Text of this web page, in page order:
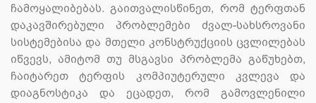
ჩამოყალიბებას. გაითვალისწინეთ, რომ ტერფთან
დაკავშირებული პრობლემები ძვალ-სახსროვანი
სისტემებისა და მთელი კონსტრუქციის ცვლილებას
იწვევს, ამიტომ თუ მსგავსი პრობლემა გაწუხებთ,
ჩაიტარეთ ტერფის კომპიუტერული კვლევა და
დიაგნოსტიკა და ეცადეთ, რომ გამოვლენილი